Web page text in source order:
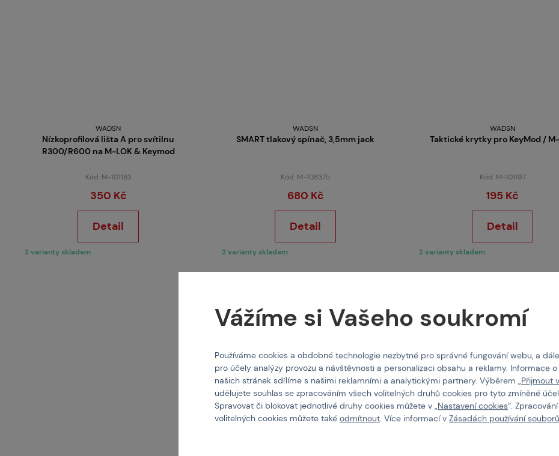
WADSN
Nízkoprofilová lišta A pro svítilnu
R300/R600 na M-LOK & Keymod
Kód: M-101183
350 Kč
Detail
2 varianty skladem
WADSN
SMART tlakový spínač, 3,5mm jack
Kód: M-108375
680 Kč
Detail
2 varianty skladem
WADSN
Taktické krytky pro KeyMod /
Kód: M-101197
195 Kč
Detail
2 varianty skladem
Vážíme si Vašeho soukromí
Používáme cookies a obdobné technologie nezbytné pro správné fungování webu, a dále
pro účely analýzy provozu a návštěvnosti a personalizaci obsahu a reklamy. Informace o
našich stránek sdílíme s našimi reklamními a analytickými partnery. Výběrem „Přijmout
udělujete souhlas se zpracováním všech volitelných druhů cookies pro tyto zmíněné
Spravovat či blokovat jednotlivé druhy cookies můžete v „Nastavení cookies“. Zpracování
volitelných cookies můžete také odmítnout. Více informací v Zásadách používání